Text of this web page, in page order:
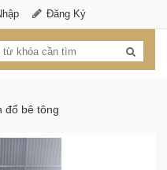
Đăng Ký
đổ bê tông